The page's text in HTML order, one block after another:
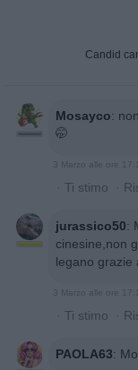
Candid
Mosayco:
🤭
3 Marzo alle ore
· Ti stimo ·
jurassico50:
cinesine,non
legano grazie
3 Marzo alle ore
· Ti stimo ·
PAOLA63: